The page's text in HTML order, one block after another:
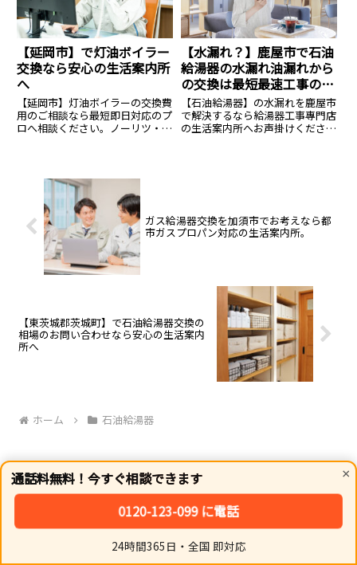
×
通話料無料！今すぐ相談できます
0120-123-099 に電話
24時間365日・全国 即対応
【延岡市】で灯油ボイラー
交換なら安心の生活案内所
へ
【延岡市】灯油ボイラーの交換費
用のご相談なら最短即日対応のプ
ロへ相談ください。ノーリツ・コ
内所へ。
【水漏れ？】鹿屋市で石油
給湯器の水漏れ油漏れから
の交換は最短最速工事の生
活案内所
【石油給湯器】の水漏れを鹿屋市
で解決するなら給湯器工事專門店
の生活案内所へお声掛けくださ
ガス給湯器交換を加須市でお考えなら都
市ガスプロパン対応の生活案内所。
【東茨城郡茨城町】で石油給湯器交換の
相場のお問い合わせなら安心の生活案内
所へ
ホーム 石油給湯器
公式LINEから気軽にプロに相談
シェア トップ